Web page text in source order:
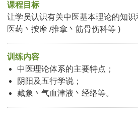
课程目标
让学员认识有关中医基本理论的知
医药丶按摩 /推拿丶筋骨伤科等 )
训练内容
中医理论体系的主要特点；
阴阳及五行学说；
藏象丶气血津液丶经络等。